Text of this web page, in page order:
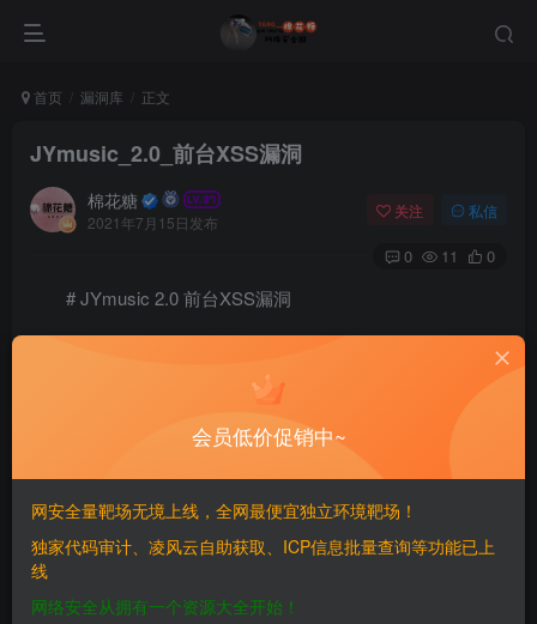
首页 漏洞库 正文
JYmusic_2.0_前台XSS漏洞
棉花糖
2021年7月15日发布
关注 私信
0 11 0
# JYmusic 2.0 前台XSS漏洞
二、漏洞影响
————
三、复现过程
会员低价促销中~
网安全量靶场无境上线，全网最便宜独立环境靶场！
独家代码审计、凌风云自助获取、ICP信息批量查询等功能已上
线
网络安全从拥有一个资源大全开始！